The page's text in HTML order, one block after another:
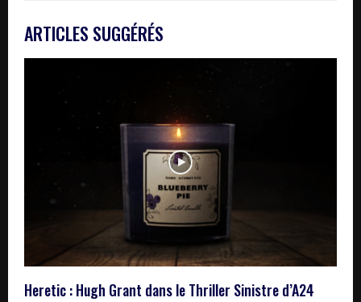
ARTICLES SUGGÉRÉS
Heretic : Hugh Grant dans le Thriller Sinistre d’A24